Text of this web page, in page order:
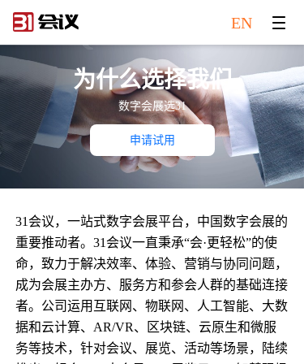
EN
为什么选择我们
数字会展选31
申请试用
31会议，一站式数字会展平台，中国数字会展的
重要推动者。31会议一直秉承“会·更轻松”的使
命，致力于解决效率、体验、营销与协同问题，
成为会展主办方、服务方和参会人群的基础连接
者。公司运用互联网、物联网、人工智能、大数
据和云计算、AR/VR、区块链、云原生和微服
务等技术，针对会议、展览、活动等场景，陆续